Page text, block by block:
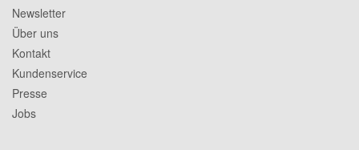
Newsletter
Über uns
Kontakt
Kundenservice
Presse
Jobs